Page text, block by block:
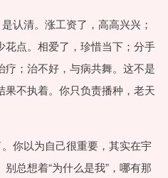
认清。涨工资了，高高兴兴；
点。相爱了，珍惜当下；分手
；治不好，与病共舞。这不是
不执着。你只负责播种，老天
你以为自己很重要，其实在宇
总想着“为什么是我”，哪有那